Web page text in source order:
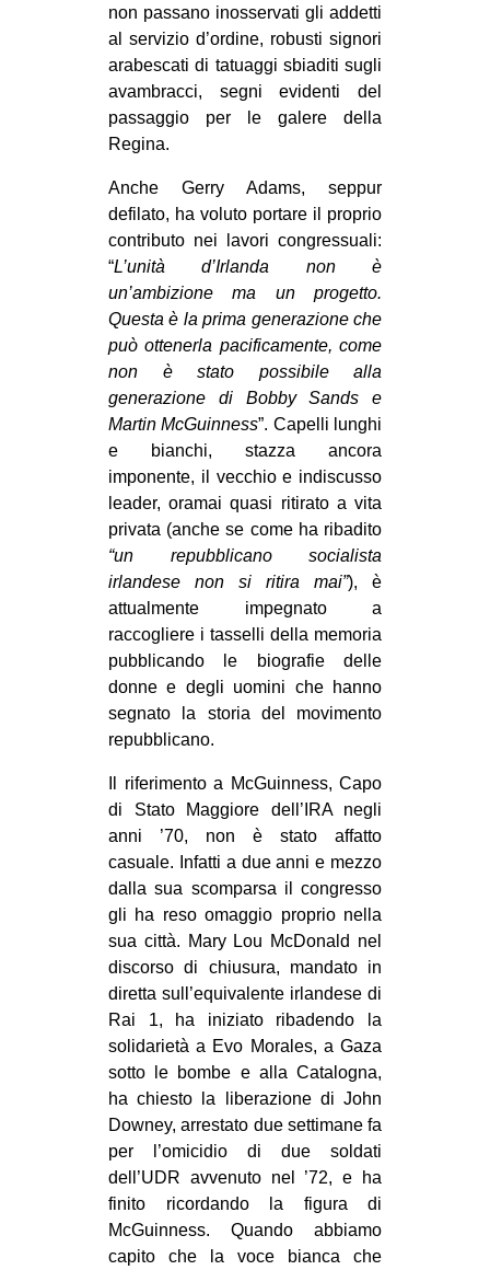
non passano inosservati gli addetti
al servizio d’ordine, robusti signori
arabescati di tatuaggi sbiaditi sugli
avambracci, segni evidenti del
passaggio per le galere della
Regina.
Anche Gerry Adams, seppur
defilato, ha voluto portare il proprio
contributo nei lavori congressuali:
“L’unità d’Irlanda non è
un’ambizione ma un progetto.
Questa è la prima generazione che
può ottenerla pacificamente, come
non è stato possibile alla
generazione di Bobby Sands e
Martin McGuinness”. Capelli lunghi
e bianchi, stazza ancora
imponente, il vecchio e indiscusso
leader, oramai quasi ritirato a vita
privata (anche se come ha ribadito
“un repubblicano socialista
irlandese non si ritira mai”), è
attualmente impegnato a
raccogliere i tasselli della memoria
pubblicando le biografie delle
donne e degli uomini che hanno
segnato la storia del movimento
repubblicano.
Il riferimento a McGuinness, Capo
di Stato Maggiore dell’IRA negli
anni ’70, non è stato affatto
casuale. Infatti a due anni e mezzo
dalla sua scomparsa il congresso
gli ha reso omaggio proprio nella
sua città. Mary Lou McDonald nel
discorso di chiusura, mandato in
diretta sull’equivalente irlandese di
Rai 1, ha iniziato ribadendo la
solidarietà a Evo Morales, a Gaza
sotto le bombe e alla Catalogna,
ha chiesto la liberazione di John
Downey, arrestato due settimane fa
per l’omicidio di due soldati
dell’UDR avvenuto nel ’72, e ha
finito ricordando la figura di
McGuinness. Quando abbiamo
capito che la voce bianca che